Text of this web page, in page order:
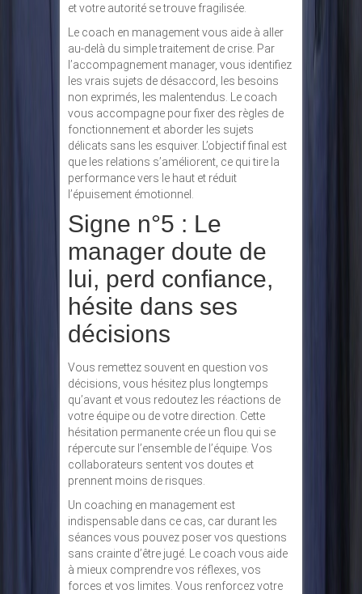
et votre autorité se trouve fragilisée.
Le coach en management vous aide à aller
au-delà du simple traitement de crise. Par
l’accompagnement manager, vous identifiez
les vrais sujets de désaccord, les besoins
non exprimés, les malentendus. Le coach
vous accompagne pour fixer des règles de
fonctionnement et aborder les sujets
délicats sans les esquiver. L’objectif final est
que les relations s’améliorent, ce qui tire la
performance vers le haut et réduit
l’épuisement émotionnel.
Signe n°5 : Le
manager doute de
lui, perd confiance,
hésite dans ses
décisions
Vous remettez souvent en question vos
décisions, vous hésitez plus longtemps
qu’avant et vous redoutez les réactions de
votre équipe ou de votre direction. Cette
hésitation permanente crée un flou qui se
répercute sur l’ensemble de l’équipe. Vos
collaborateurs sentent vos doutes et
prennent moins de risques.
Un coaching en management est
indispensable dans ce cas, car durant les
séances vous pouvez poser vos questions
sans crainte d’être jugé. Le coach vous aide
à mieux comprendre vos réflexes, vos
forces et vos limites. Vous renforcez votre